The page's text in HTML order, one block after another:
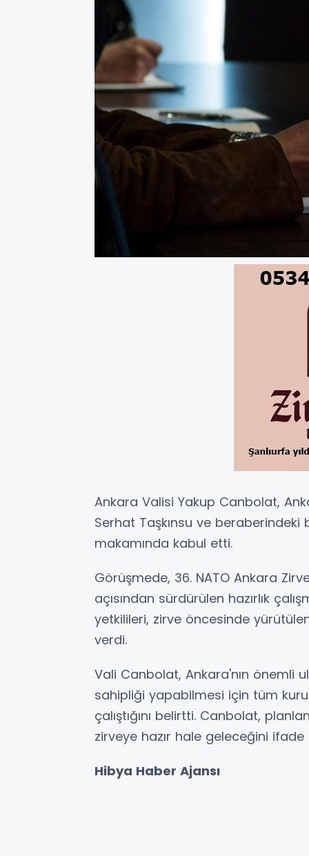
Ankara Valisi Yakup Canbolat,
Serhat Taşkınsu ve
makamında kabul etti.
Görüşmede, 36. NATO Ankara
açısından sürdürülen hazırlık
yetkilileri, zirve öncesinde
verdi.
Vali Canbolat, Ankara'nın önemli
sahipliği yapabilmesi için tüm
çalıştığını belirtti. Canbolat,
zirveye hazır hale geleceğini ifade
Hibya Haber Ajansı